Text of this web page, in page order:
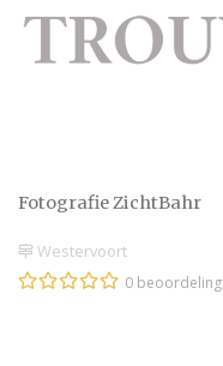
Fotografie ZichtBahr
Westervoort
0 beoordeling